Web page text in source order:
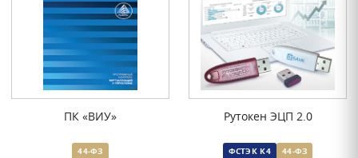
ПК «ВИУ»
44-ФЗ
Рутокен ЭЦП 2.0
ФСТЭК К4 44-ФЗ